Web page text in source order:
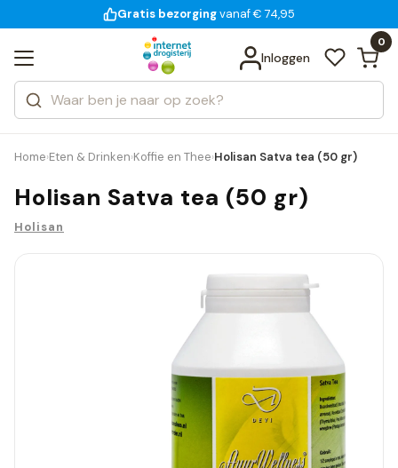
voor 18:00 uur besteld
Gratis bezorgingvanaf € 74,95
14 dagen bedenktijd
Inloggen
0
Zoeken
Categorieën
Merken
Bekijk alle resultaten
Home›Eten & Drinken›Koffie en Thee›Holisan Satva tea (50 gr)
Holisan Satva tea (50 gr)
Holisan